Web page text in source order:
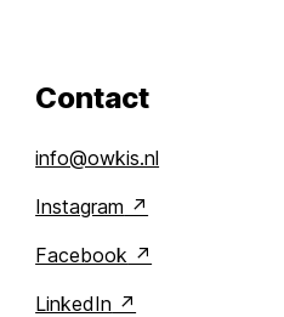
Contact
info@owkis.nl
Instagram
Facebook
LinkedIn